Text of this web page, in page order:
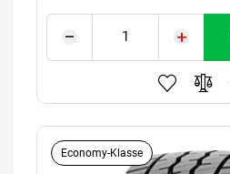
Economy-Klasse